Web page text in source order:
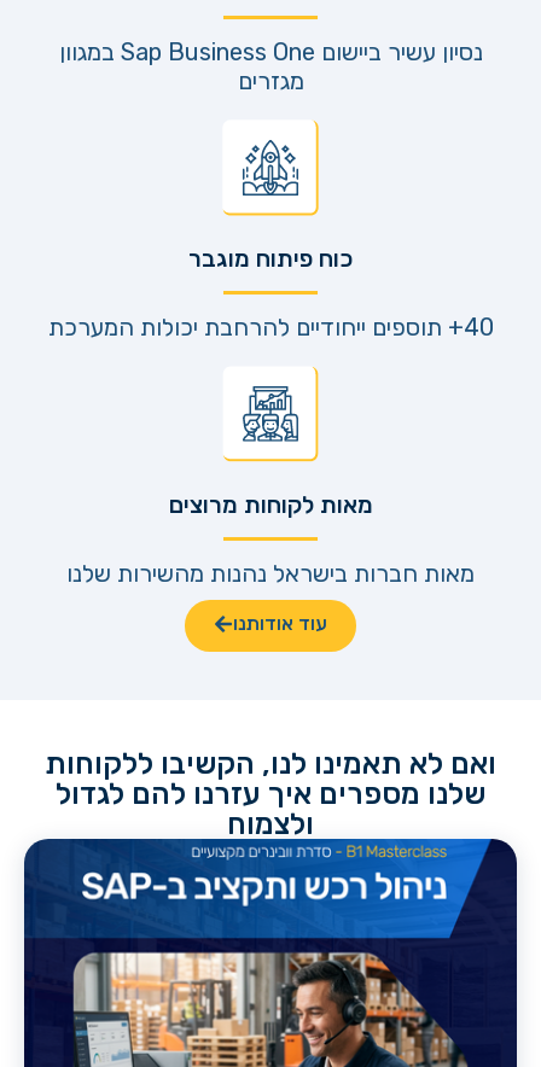
נסיון עשיר ביישום Sap Business One במגוון
מגזרים
כוח פיתוח מוגבר
40+ תוספים ייחודיים להרחבת יכולות המערכת
מאות לקוחות מרוצים
מאות חברות בישראל נהנות מהשירות שלנו
עוד אודותנו
ואם לא תאמינו לנו, הקשיבו ללקוחות
שלנו מספרים איך עזרנו להם לגדול
ולצמוח